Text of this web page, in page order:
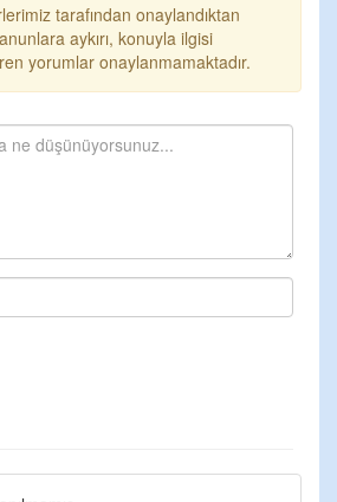
tarafından onaylandıktan
aykırı, konuyla ilgisi
yorumlar onaylanmamaktadır.